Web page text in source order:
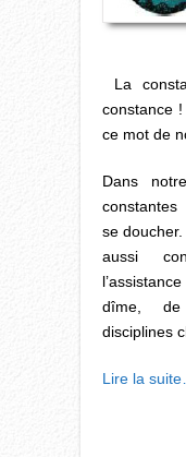
La
constance
ce mot de
Dans
constantes
se
aussi
dîme, de
disciplines
Lire la